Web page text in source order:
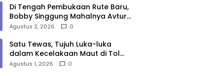
Di Tengah Pembukaan Rute Baru,
Bobby Singgung Mahalnya Avtur
Kualanamu
Agustus 2, 2026 0
Satu Tewas, Tujuh Luka-luka
dalam Kecelakaan Maut di Tol
Medan–Tebing Tinggi
Agustus 1, 2026 0